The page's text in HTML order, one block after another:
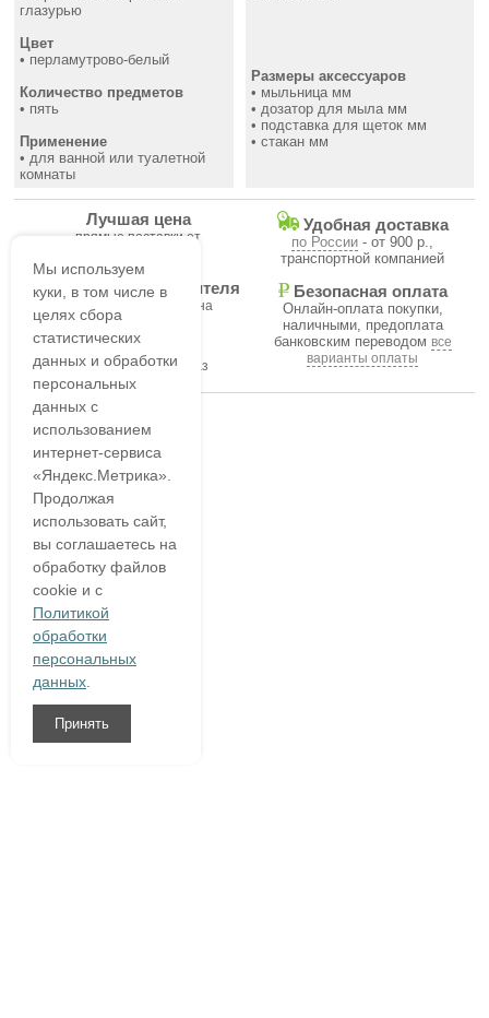
глазурью
Цвет
• перламутрово-белый
Количество предметов
• пять
Применение
• для ванной или туалетной
комнаты
Размеры аксессуаров
• мыльница мм
• дозатор для мыла мм
• подставка для щеток мм
• стакан мм
Лучшая цена
прямые поставки от
Удобная доставка
по России - от 900 р.,
транспортной компанией
Безопасная оплата
Онлайн-оплата покупки,
наличными, предоплата
банковским переводом все
варианты оплаты
Гарантия производителя
на все товары магазина
В течение часа
подтвердим ваш заказ
Мы используем
куки, в том числе в
целях сбора
статистических
данных и обработки
персональных
данных с
использованием
интернет-сервиса
«Яндекс.Метрика».
Продолжая
использовать сайт,
вы соглашаетесь на
обработку файлов
cookie и с
Политикой
обработки
персональных
данных
Принять